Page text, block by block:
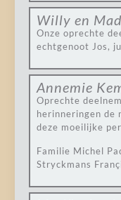
Willy en
Onze oprechte
echtgenoot Jos,
Annemie
Oprechte
herinneringen de
deze moeilijke
Familie Michel
Stryckmans